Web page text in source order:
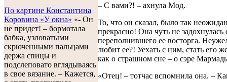
По картине Константина
Коровина «У окна» «- Он
не придет! – бормотала
бабка, узловатыми
скрюченными пальцами
держа спицы и
подслеповато вглядываясь
в свое вязание. – Кажется,
– С вами?! – ахнула Мод.
То, что он сказал, было так
прекрасно! Она чуть не задохнулась
переполнившего ее восторга.
любит ее?! Уехать с ним, стать его
как о страшном сне – о сэре
«Отец! – тотчас вспомнила она. –